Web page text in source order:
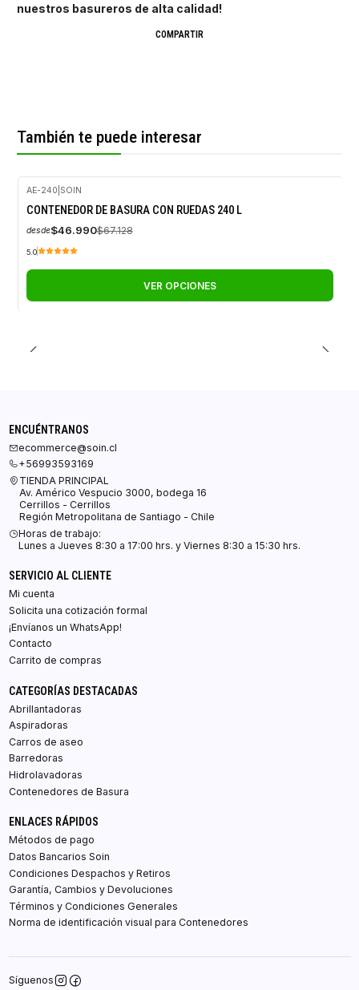
nuestros basureros de alta calidad!
COMPARTIR
También te puede interesar
-30%
OFF
AE-240 SOIN
CONTENEDOR DE BASURA CON RUEDAS 240 L
desde$46.990$67.128
5.0
VER OPCIONES
ENCUÉNTRANOS
ecommerce@soin.cl
+56993593169
TIENDA PRINCIPAL
Av. Américo Vespucio 3000, bodega 16
Cerrillos - Cerrillos
Región Metropolitana de Santiago - Chile
Horas de trabajo:
Lunes a Jueves 8:30 a 17:00 hrs. y Viernes 8:30 a 15:30 hrs.
SERVICIO AL CLIENTE
Mi cuenta
Solicita una cotización formal
¡Envíanos un WhatsApp!
Contacto
Carrito de compras
CATEGORÍAS DESTACADAS
Abrillantadoras
Aspiradoras
Carros de aseo
Barredoras
Hidrolavadoras
Contenedores de Basura
ENLACES RÁPIDOS
Métodos de pago
Datos Bancarios Soin
Condiciones Despachos y Retiros
Garantía, Cambios y Devoluciones
Términos y Condiciones Generales
Norma de identificación visual para Contenedores
Síguenos